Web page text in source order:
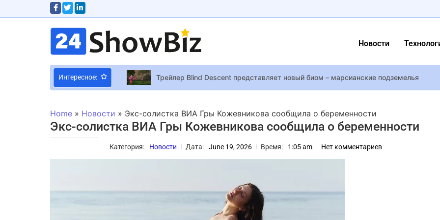
Новости
Интересное:
Трейлер Blind Descent представляет новый биом – марсианские подземелья
5 романтических фильмов, которые стоит посмотреть в День святого Валентина
Менеджер Halo Studios высмеял фанатские слухи о работе над экстракшен-
Британский Vogue снял россиянку Шейк для обложки в бюстгальтере ZHILYOVA,
Идеальная печь для масштабного хлебопекарного производства: требования и
Home » Новости » Экс-солистка ВИА Гры Кожевникова сообщила о беременности
Экс-солистка ВИА Гры Кожевникова сообщила о беременности
Категория: Новости Дата: June 19, 2026 Время: 1:05 am Нет комментариев